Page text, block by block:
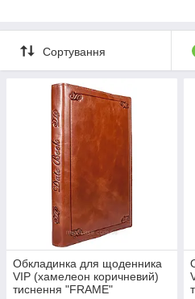
Сортування
Обкладинка для щоденника
VIP (хамелеон коричневий)
тиснення "FRAME"